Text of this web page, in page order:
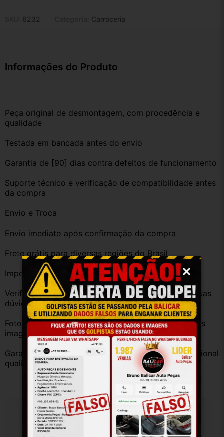
6232 Carroceria
Informações do Produto
Peça original de desmontagem, com procedência e
qualidade
Testada em bancada antes do envio
Garantia de [90] dias contra defeitos de funcionamento
Suporte técnico e verificação de compatibilidade antes
da compra
Envio e Troca
Envio imediato após confirmação da compra
Frete grátis para diversas regiões do Brasil
Importante
Verifique a compatibilidade com seu veículo. Tire suas
dúvidas no campo de perguntas!
Fotos reais do produto. Peça exatamente igual à das
imagens.
Garantia válida somente com instalação por profissional
qualificado.
Especificações